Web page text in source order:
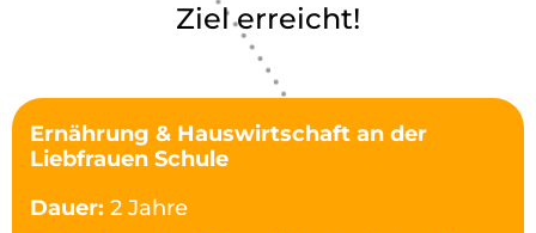
Ziel erreicht!
Ernährung & Hauswirtschaft an der
Liebfrauen Schule
Dauer: 2 Jahre